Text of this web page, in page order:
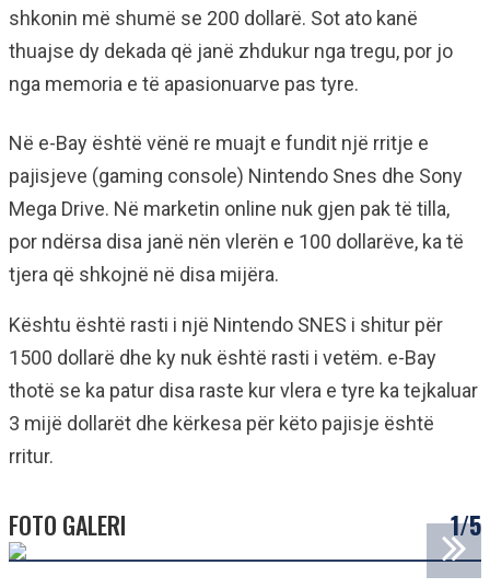
shkonin më shumë se 200 dollarë. Sot ato kanë
thuajse dy dekada që janë zhdukur nga tregu, por jo
nga memoria e të apasionuarve pas tyre.
Në e-Bay është vënë re muajt e fundit një rritje e
pajisjeve (gaming console) Nintendo Snes dhe Sony
Mega Drive. Në marketin online nuk gjen pak të tilla,
por ndërsa disa janë nën vlerën e 100 dollarëve, ka të
tjera që shkojnë në disa mijëra.
Kështu është rasti i një Nintendo SNES i shitur për
1500 dollarë dhe ky nuk është rasti i vetëm. e-Bay
thotë se ka patur disa raste kur vlera e tyre ka tejkaluar
3 mijë dollarët dhe kërkesa për këto pajisje është
rritur.
FOTO GALERI 1/5